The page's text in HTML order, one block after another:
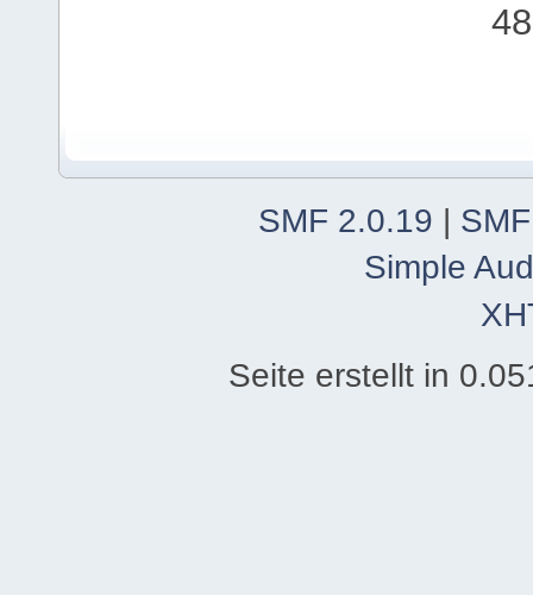
SMF 2.0.19 |
Simple
Seite erstellt in